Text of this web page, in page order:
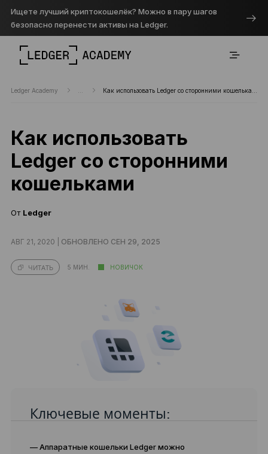
Ищете лучший криптокошелёк? Можно в пару шагов
безопасно перенести активы на Ledger.
Ledger Academy
Как использовать
Ledger со сторонними
кошельками
От Ledger
АВГ 21, 2020 | ОБНОВЛЕНО СЕН 29, 2025
ЧИТАТЬ 5 МИН. НОВИЧОК
Ключевые моменты:
— Аппаратные кошельки Ledger можно